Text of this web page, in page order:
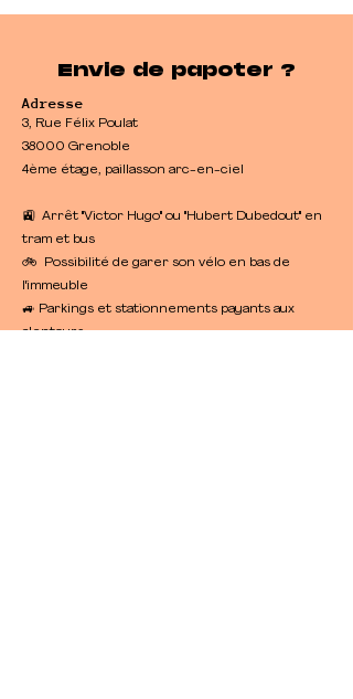
Envie de papoter ?
Adresse
3, Rue Félix Poulat
38000 Grenoble
4ème étage, paillasson arc-en-ciel
🚉 Arrêt "Victor Hugo" ou "Hubert Dubedout" en
tram et bus
🚲 Possibilité de garer son vélo en bas de
l'immeuble
​🚙 Parkings et stationnements payants aux
alentours